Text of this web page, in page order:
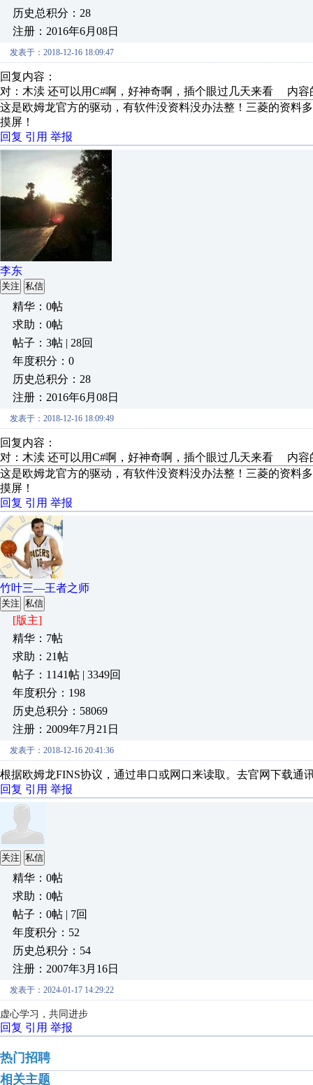
历史总积分：28
注册：2016年6月08日
发表于：2018-12-16 18:09:47
回复内容：
对：木渎 还可以用C#啊，好神奇啊，插个眼过几天来看 内容
这是欧姆龙官方的驱动，有软件没资料没办法整！三菱的资料
摸屏！
回复 引用 举报
李东
关注 私信
精华：0帖
求助：0帖
帖子：3帖 | 28回
年度积分：0
历史总积分：28
注册：2016年6月08日
发表于：2018-12-16 18:09:49
回复内容：
对：木渎 还可以用C#啊，好神奇啊，插个眼过几天来看 内容
这是欧姆龙官方的驱动，有软件没资料没办法整！三菱的资料
摸屏！
回复 引用 举报
竹叶三—王者之师
关注 私信
[版主]
精华：7帖
求助：21帖
帖子：1141帖 | 3349回
年度积分：198
历史总积分：58069
注册：2009年7月21日
发表于：2018-12-16 20:41:36
根据欧姆龙FINS协议，通过串口或网口来读取。去官网下载通
回复 引用 举报
关注 私信
精华：0帖
求助：0帖
帖子：0帖 | 7回
年度积分：52
历史总积分：54
注册：2007年3月16日
发表于：2024-01-17 14:29:22
虚心学习，共同进步
回复 引用 举报
热门招聘
相关主题